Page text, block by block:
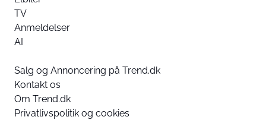
TV
Anmeldelser
AI
Salg og Annoncering på Trend.dk
Kontakt os
Om Trend.dk
Privatlivspolitik og cookies